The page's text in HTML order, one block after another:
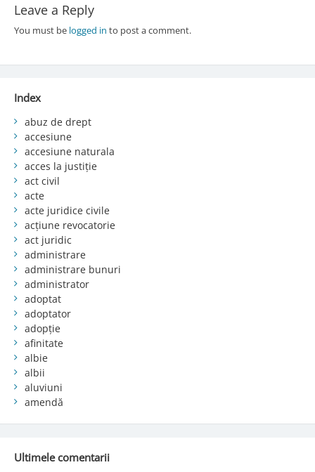
Leave a Reply
You must be logged in to post a comment.
Index
abuz de drept
accesiune
accesiune naturala
acces la justiție
act civil
acte
acte juridice civile
acțiune revocatorie
act juridic
administrare
administrare bunuri
administrator
adoptat
adoptator
adopție
afinitate
albie
albii
aluviuni
amendă
Ultimele comentarii